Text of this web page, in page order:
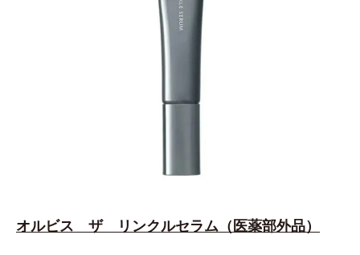
オルビス ザ リンクルセラム（医薬部外品）